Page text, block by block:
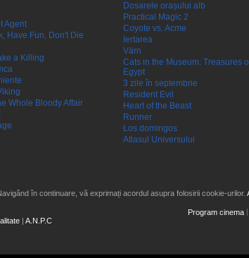
Agent
Have Fun, Don't Die
a Killing
Whole Bloody Affair
Dosarele orașului alb
Practical Magic 2
Coyote vs. Acme
Iertarea
Värn
Cats in the Museum: Treasures
Egypt
3 zile în septembrie
Resident Evil
Heart of the Beast
Runner
Los domingos
Atlasul Universului
în continuare, vă exprimați acordul asupra folosirii cookie-urilor.
| A.N.P.C
Program cinema